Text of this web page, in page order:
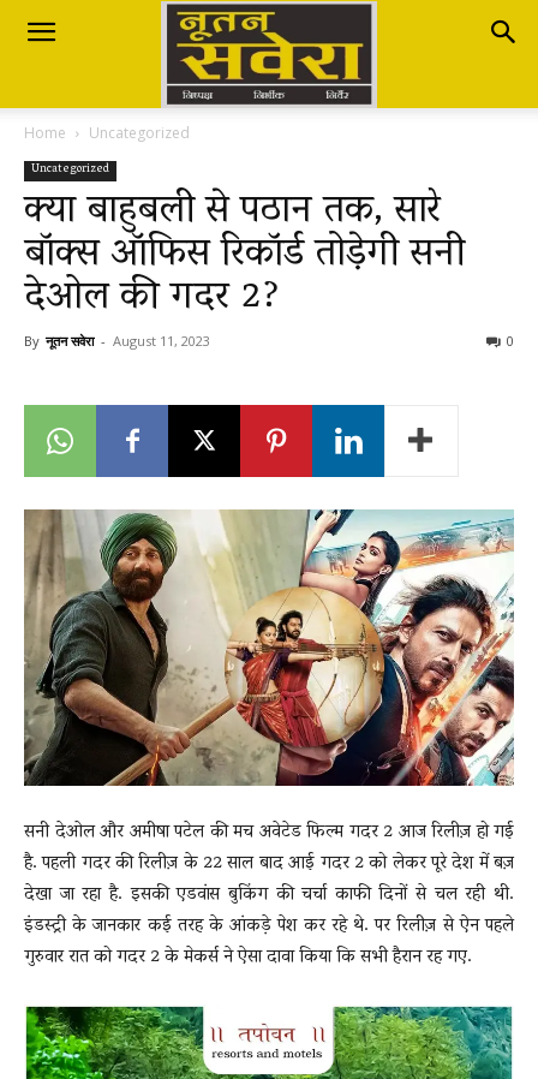
Nutan
Savera
नूतन
सवेरा
Breaking
News
LIVE
Home Uncategorized
Uncategorized
क्या बाहुबली से पठान तक, सारे
बॉक्स ऑफिस रिकॉर्ड तोड़ेगी सनी
देओल की गदर 2?
By नूतन सवेरा - August 11, 2023 0
सनी देओल और अमीषा पटेल की मच अवेटेड फिल्म गदर 2 आज रिलीज़ हो गई
है. पहली गदर की रिलीज़ के 22 साल बाद आई गदर 2 को लेकर पूरे देश में बज़
देखा जा रहा है. इसकी एडवांस बुकिंग की चर्चा काफी दिनों से चल रही थी.
इंडस्ट्री के जानकार कई तरह के आंकड़े पेश कर रहे थे. पर रिलीज़ से ऐन पहले
गुरुवार रात को गदर 2 के मेकर्स ने ऐसा दावा किया कि सभी हैरान रह गए.